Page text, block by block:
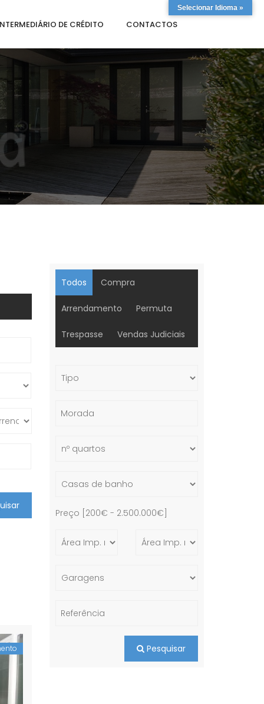
DE CRÉDITO CONTACTOS
Todos Compra
Arrendamento Permuta
Trespasse Vendas Judiciais
Preço [ 200€ - 2.500.000€
Pesquisar
Selecionar Idioma »